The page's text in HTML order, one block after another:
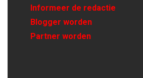
Informeer de redactie
Blogger worden
Partner worden